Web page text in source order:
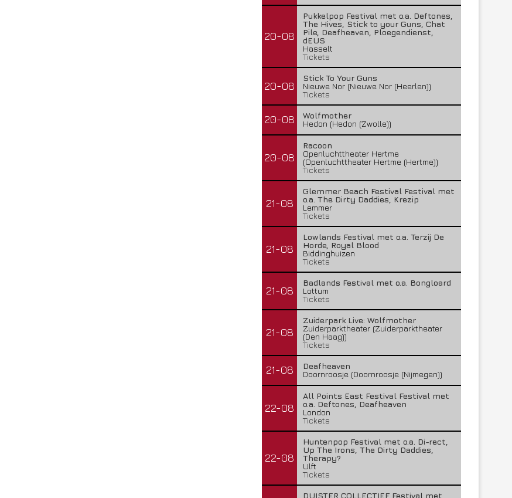
20-08
Pukkelpop Festival met o.a. Deftones,
The Hives, Stick to your Guns, Chat
Pile, Deafheaven, Ploegendienst,
dEUS
Hasselt
Tickets
20-08
Stick To Your Guns
Nieuwe Nor (Nieuwe Nor (Heerlen))
Tickets
20-08
Wolfmother
Hedon (Hedon (Zwolle))
20-08
Racoon
Openluchttheater Hertme
(Openluchttheater Hertme (Hertme))
Tickets
21-08
Glemmer Beach Festival Festival met
o.a. The Dirty Daddies, Krezip
Lemmer
Tickets
21-08
Lowlands Festival met o.a. Terzij De
Horde, Royal Blood
Biddinghuizen
Tickets
21-08
Badlands Festival met o.a. Bongloard
Lottum
Tickets
21-08
Zuiderpark Live: Wolfmother
Zuiderparktheater (Zuiderparktheater
(Den Haag))
Tickets
21-08
Deafheaven
Doornroosje (Doornroosje (Nijmegen))
22-08
All Points East Festival Festival met
o.a. Deftones, Deafheaven
London
Tickets
22-08
Huntenpop Festival met o.a. Di-rect,
Up The Irons, The Dirty Daddies,
Therapy?
Ulft
Tickets
DUISTER COLLECTIEF Festival met